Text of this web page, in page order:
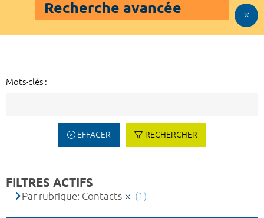
Recherche avancée
Mots-clés :
EFFACER RECHERCHER
FILTRES ACTIFS
Par rubrique: Contacts (1)